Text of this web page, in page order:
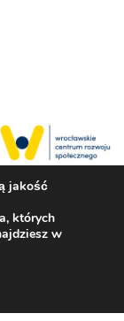
z
jakość
których
w